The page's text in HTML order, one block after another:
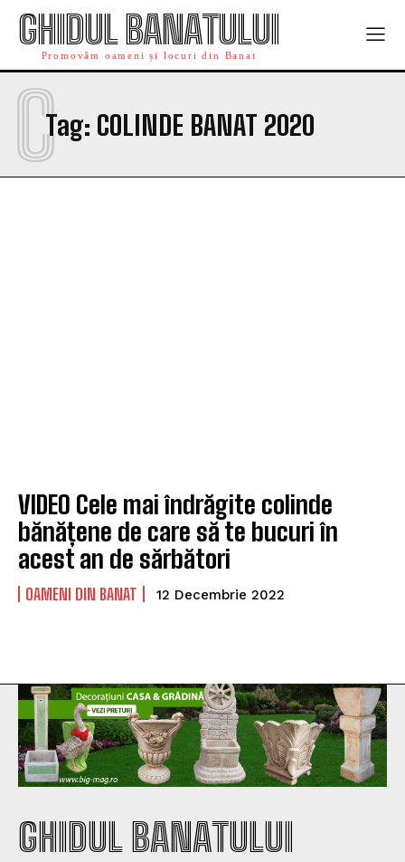
GHIDUL BANATULUI
Promovăm oameni și locuri din Banat
Tag: COLINDE BANAT 2020
C
VIDEO Cele mai îndrăgite colinde
bănățene de care să te bucuri în
acest an de sărbători
OAMENI DIN BANAT 12 Decembrie 2022
GHIDUL BANATULUI